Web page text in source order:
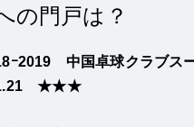
の門戸は？
中国卓球クラブス
★★★